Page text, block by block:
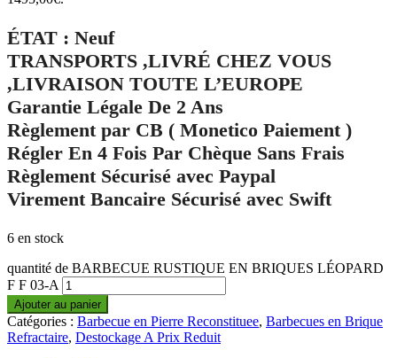
ÉTAT : Neuf
TRANSPORTS ,LIVRÉ CHEZ VOUS
,LIVRAISON TOUTE L’EUROPE
Garantie Légale De 2 Ans
Règlement par CB ( Monetico Paiement )
Régler En 4 Fois Par Chèque Sans Frais
Règlement Sécurisé avec Paypal
Virement Bancaire Sécurisé avec Swift
6 en stock
quantité de BARBECUE RUSTIQUE EN BRIQUES LÉOPARD
F F 03-A
Ajouter au panier
Catégories : Barbecue en Pierre Reconstituee, Barbecues en Brique
Refractaire, Destockage A Prix Reduit